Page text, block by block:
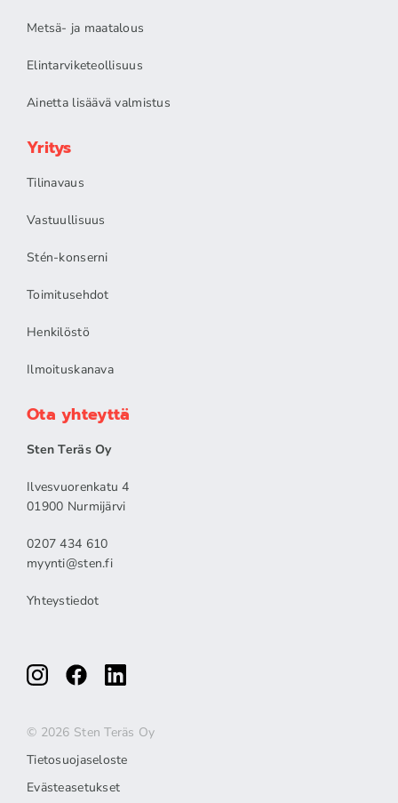
Metsä- ja maatalous
Elintarviketeollisuus
Ainetta lisäävä valmistus
Yritys
Tilinavaus
Vastuullisuus
Stén-konserni
Toimitusehdot
Henkilöstö
Ilmoituskanava
Ota yhteyttä
Sten Teräs Oy
Ilvesvuorenkatu 4
01900 Nurmijärvi
0207 434 610
myynti@sten.fi
Yhteystiedot
© 2026 Sten Teräs Oy
Tietosuojaseloste
Evästeasetukset